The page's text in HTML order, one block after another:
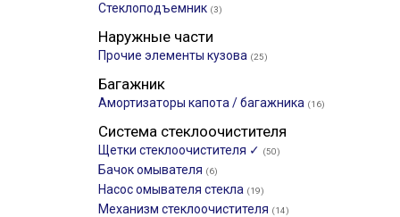
Стеклоподъемник (3)
Наружные части
Прочие элементы кузова (25)
Багажник
Амортизаторы капота / багажника (16)
Система стеклоочистителя
Щетки стеклоочистителя ✓ (50)
Бачок омывателя (6)
Насос омывателя стекла (19)
Механизм стеклоочистителя (14)